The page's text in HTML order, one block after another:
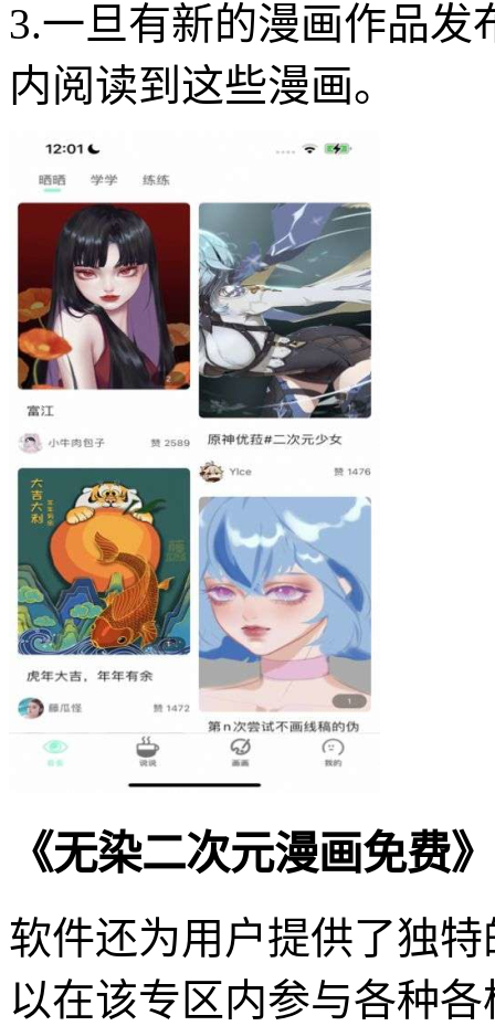
3.一旦有新的漫画作品
内阅读到这些漫画。
《无染二次元漫画免费
软件还为用户提供了独
以在该专区内参与各种